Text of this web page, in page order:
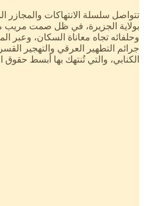
تتواصل سلسلة الانتهاكات والمجازر
بولاية الجزيرة، في ظل صمت مريب
وحلفائه تجاه معاناة السكان، وعبر
جرائم التطهير العرقي والتهجير
الكنابي، والتي تُنتهك بها أبسط حقوق